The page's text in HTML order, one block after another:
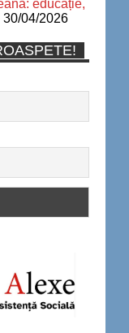
educație,
30/04/2026